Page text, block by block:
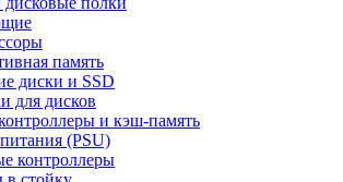
память
диски и SSD
для дисков
и кэш-память
(PSU)
контроллеры